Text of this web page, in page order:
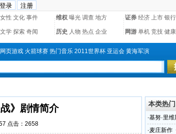
女性 文化 事件 维权 曝光 调查 地方 证券 经济 上市 银行
文学 探索 奇闻 历史 人物 热点 企业 网游 单机 竞技 健康
网页游戏 火箭球赛 热门音乐 2011世界杯 亚运会 黄海军演
》剧情简介
点击： 2658
本类热门
·基努·里
·麦庄新作